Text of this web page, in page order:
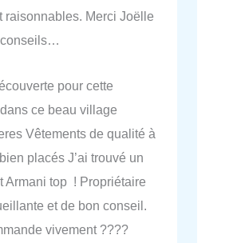
raisonnables. Merci Joëlle
conseils…
pour cette
ce beau village
Vêtements de qualité à
placés J’ai trouvé un
Armani top ! Propriétaire
et de bon conseil.
vivement ????